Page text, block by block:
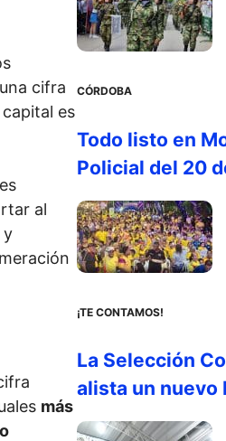
una cifra
es
al
y
más
CÓRDOBA
Todo listo en
Policial del 20
¡TE CONTAMOS!
La Selección
alista un nuevo